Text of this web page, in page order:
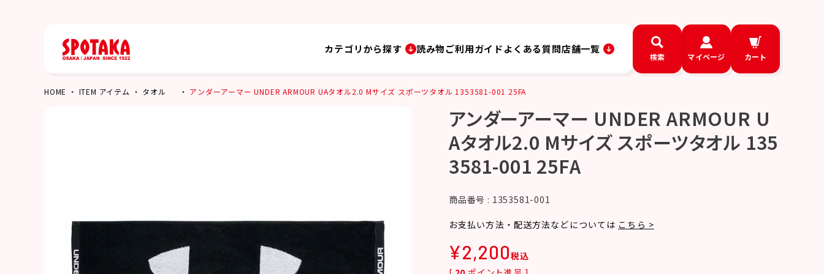
カテゴリから探す 読み物ご利用ガイドよくある質問店舗一覧
検索 マイページ カート
HOME ITEM アイテム タオル アンダーアーマー UNDER ARMOUR UAタオル2.0 Mサイズ スポーツタオル 1353581-001 25FA
アンダーアーマー UNDER ARMOUR U
Aタオル2.0 Mサイズ スポーツタオル 135
3581-001 25FA
商品番号 1353581-001
お支払い方法・配送方法などについては こちら >
¥2,200税込